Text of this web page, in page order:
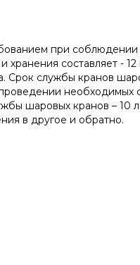
при
хранения составляет -
Срок службы кранов
необходимых
шаровых кранов – 10
в другое и обратно.